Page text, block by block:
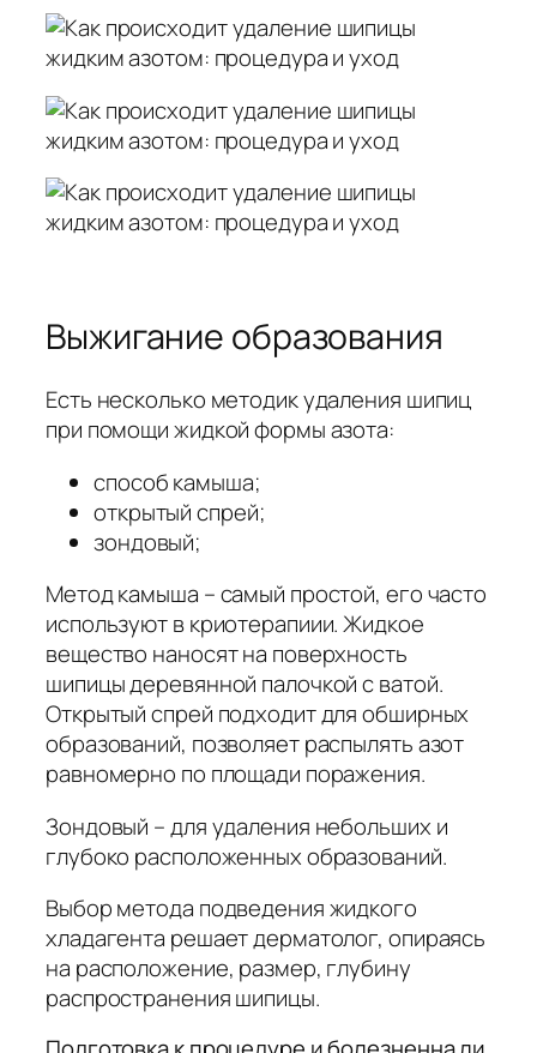
Выжигание образования
Есть несколько методик удаления шипиц
при помощи жидкой формы азота:
способ камыша;
открытый спрей;
зондовый;
Метод камыша – самый простой, его часто
используют в криотерапиии. Жидкое
вещество наносят на поверхность
шипицы деревянной палочкой с ватой.
Открытый спрей подходит для обширных
образований, позволяет распылять азот
равномерно по площади поражения.
Зондовый – для удаления небольших и
глубоко расположенных образований.
Выбор метода подведения жидкого
хладагента решает дерматолог, опираясь
на расположение, размер, глубину
распространения шипицы.